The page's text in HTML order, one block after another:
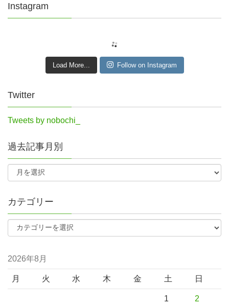
Instagram
Load More... Follow on Instagram
Twitter
Tweets by nobochi_
過去記事月別
カテゴリー
2026年8月
月 火 水 木 金 土 日
1 2